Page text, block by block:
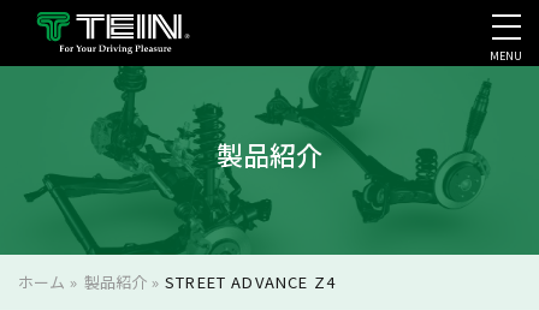
会社案内・採用・IR
MENU
製品紹介
ホーム » 製品紹介»STREET ADVANCE Z4